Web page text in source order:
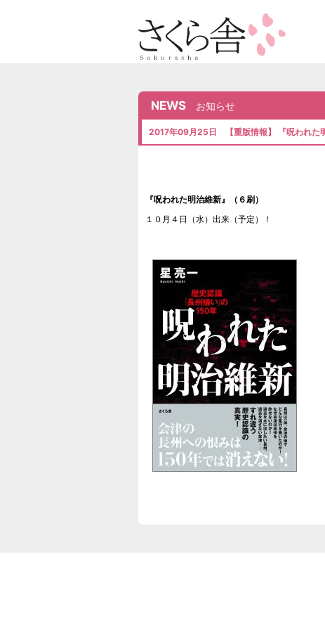
NEWS お知らせ
2017年09月25日 【重版情報】 『呪われた
『呪われた明治維新』（６刷）
１０月４日（水）出来（予定）！